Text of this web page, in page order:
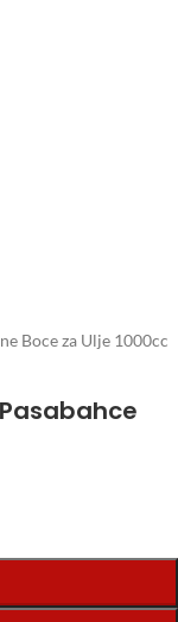
Boce za Ulje 1000cc